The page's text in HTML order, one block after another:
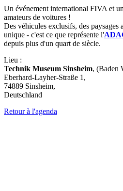
Un événement international FIVA et
amateurs de voitures !
Des véhicules exclusifs, des paysages
unique - c'est ce que représente l'
depuis plus d'un quart de siècle.
Lieu :
Technik Museum Sinsheim, (Baden
Eberhard-Layher-Straße 1,
74889 Sinsheim,
Deutschland
Retour à l'agenda